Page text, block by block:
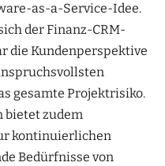
as-a-Service-Idee.
der Finanz-CRM-
die Kundenperspektive
gesamte Projektrisiko.
bietet zudem
kontinuierlichen
Bedürfnisse von